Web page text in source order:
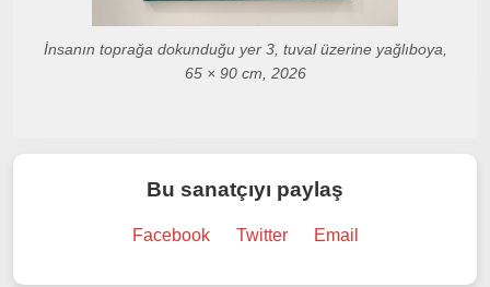
İnsanın toprağa dokunduğu yer 3, tuval üzerine yağlıboya,
65 × 90 cm, 2026
Bu sanatçıyı paylaş
Facebook Twitter Email